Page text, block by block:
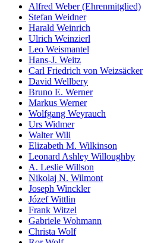
Alfred Weber (Ehrenmitglied)
Stefan Weidner
Harald Weinrich
Ulrich Weinzierl
Leo Weismantel
Hans-J. Weitz
Carl Friedrich von Weizsäcker
David Wellbery
Bruno E. Werner
Markus Werner
Wolfgang Weyrauch
Urs Widmer
Walter Wili
Elizabeth M. Wilkinson
Leonard Ashley Willoughby
A. Leslie Willson
Nikolaj N. Wilmont
Joseph Winckler
Józef Wittlin
Frank Witzel
Gabriele Wohmann
Christa Wolf